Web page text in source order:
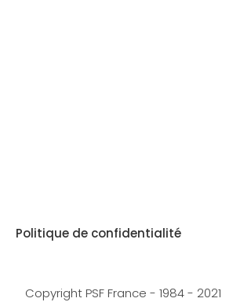
Politique de confidentialité
Copyright PSF France - 1984 - 2021